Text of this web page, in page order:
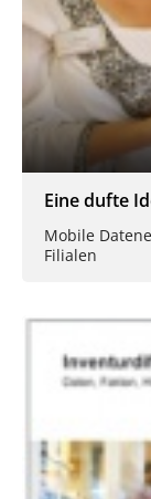
Eine dufte
Mobile
Filialen